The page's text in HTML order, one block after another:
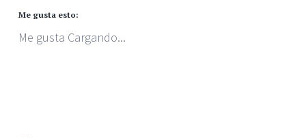
Me gusta esto:
Me gusta Cargando...